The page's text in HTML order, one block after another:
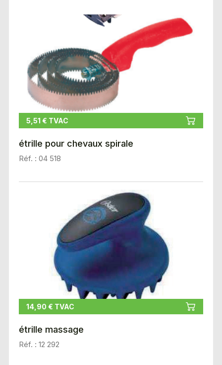
5,51 € TVAC
étrille pour chevaux spirale
Réf. : 04 518
14,90 € TVAC
étrille massage
Réf. : 12 292